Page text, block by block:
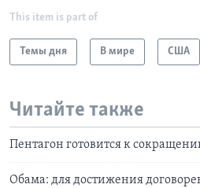
This item is part of
Темы дня В мире США
Читайте также
Пентагон готовится к
Обама: для достижения